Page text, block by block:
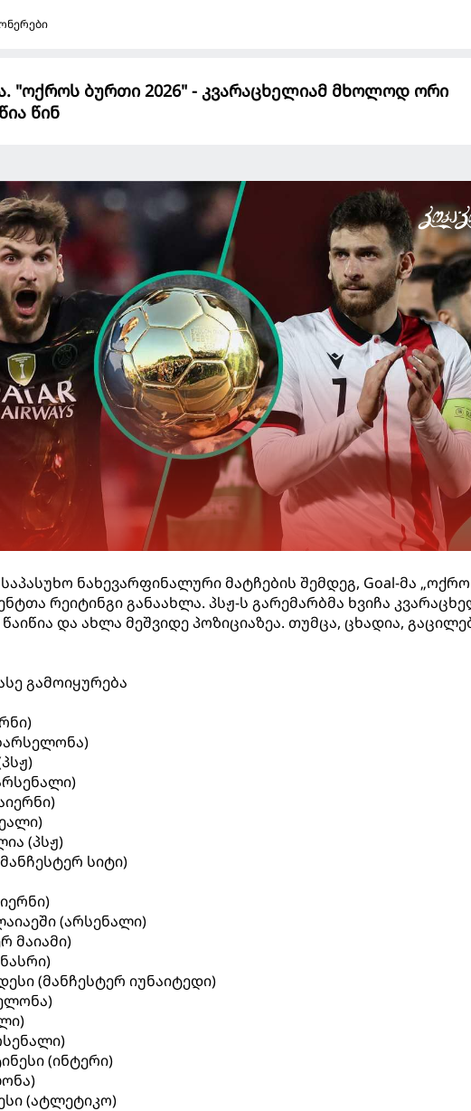
"ოქროს ბურთი 2026" - კვარაცხელიამ მხოლოდ ორი
წინ
ნახევარფინალური მატჩების შემდეგ, Goal-მა
რეიტინგი განაახლა. პსჟ-ს გარემარბმა ხვიჩა
და ახლა მეშვიდე პოზიციაზეა. თუმცა, ცხადია,
გამოიყურება
(პსჟ)
სიტი)
(არსენალი)
მაიამი)
(მანჩესტერ იუნაიტედი)
(ინტერი)
(ატლეტიკო)